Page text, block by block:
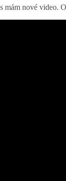
mám nové video.